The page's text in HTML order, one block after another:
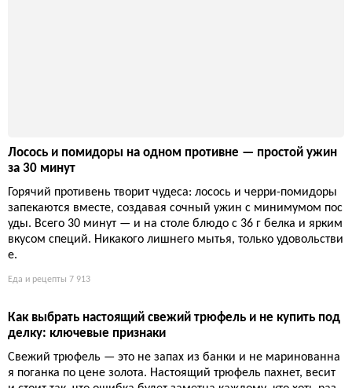
Лосось и помидоры на одном противне — простой ужин
за 30 минут
Горячий противень творит чудеса: лосось и черри-помидоры
запекаются вместе, создавая сочный ужин с минимумом пос
уды. Всего 30 минут — и на столе блюдо с 36 г белка и ярким
вкусом специй. Никакого лишнего мытья, только удовольстви
е.
Еда и рецепты 7 913